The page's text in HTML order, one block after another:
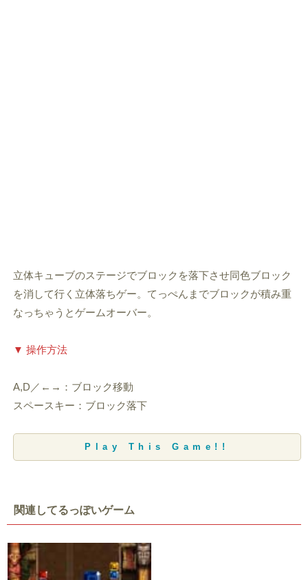
立体キューブのステージでブロックを落下させ同色ブロック
を消して行く立体落ちゲー。てっぺんまでブロックが積み重
なっちゃうとゲームオーバー。
▼ 操作方法
A,D／←→：ブロック移動
スペースキー：ブロック落下
Play This Game!!
関連してるっぽいゲーム